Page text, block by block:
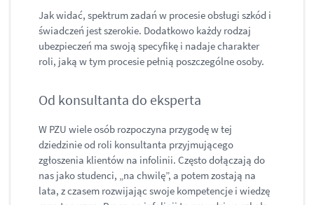
Jak widać, spektrum zadań w procesie obsługi szkód i
świadczeń jest szerokie. Dodatkowo każdy rodzaj
ubezpieczeń ma swoją specyfikę i nadaje charakter
roli, jaką w tym procesie pełnią poszczególne osoby.
Od konsultanta do eksperta
W PZU wiele osób rozpoczyna przygodę w tej
dziedzinie od roli konsultanta przyjmującego
zgłoszenia klientów na infolinii. Często dołączają do
nas jako studenci, „na chwilę”, a potem zostają na
lata, z czasem rozwijając swoje kompetencje i wiedzę